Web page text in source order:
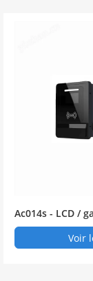
Ac014s - LCD /
olet 14kw AC
Voir